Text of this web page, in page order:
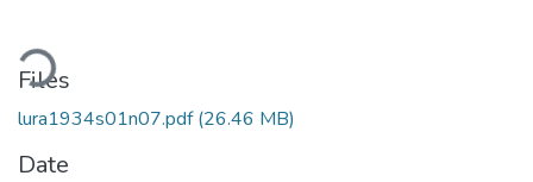
Files
lura1934s01n07.pdf(26.46 MB)
Date